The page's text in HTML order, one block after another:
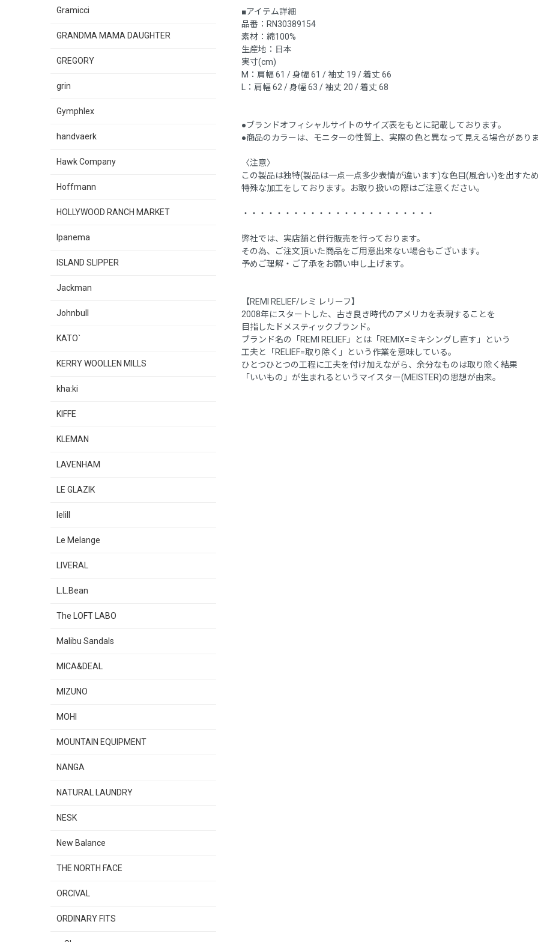
■アイテム詳細
品番：RN30389154
素材：綿100%
生産地：日本
実寸(cm)
M：肩幅 61 / 身幅 61 / 袖丈 19 / 着丈 66
L：肩幅 62 / 身幅 63 / 袖丈 20 / 着丈 68
●ブランドオフィシャルサイトのサイズ表をもとに記載しております。
●商品のカラーは、モニターの性質上、実際の色と異なって見える場合があり
〈注意〉
この製品は独特(製品は一点一点多少表情が違います)な色目(風合い)を出すた
特殊な加工をしております。お取り扱いの際はご注意ください。
・・・・・・・・・・・・・・・・・・・・・・・
弊社では、実店舗と併行販売を行っております。
その為、ご注文頂いた商品をご用意出来ない場合もございます。
予めご理解・ご了承をお願い申し上げます。
【REMI RELIEF/レミ レリーフ】
2008年にスタートした、古き良き時代のアメリカを表現することを
目指したドメスティックブランド。
ブランド名の「REMI RELIEF」とは「REMIX=ミキシングし直す」という
工夫と「RELIEF=取り除く」という作業を意味している。
ひとつひとつの工程に工夫を付け加えながら、余分なものは取り除く結果
「いいもの」が生まれるというマイスター(MEISTER)の思想が由来。
Gramicci
GRANDMA MAMA DAUGHTER
GREGORY
grin
Gymphlex
handvaerk
Hawk Company
Hoffmann
HOLLYWOOD RANCH MARKET
Ipanema
ISLAND SLIPPER
Jackman
Johnbull
KATO`
KERRY WOOLLEN MILLS
kha:ki
KIFFE
KLEMAN
LAVENHAM
LE GLAZIK
lelill
Le Melange
LIVERAL
L.L.Bean
The LOFT LABO
Malibu Sandals
MICA&DEAL
MIZUNO
MOHI
MOUNTAIN EQUIPMENT
NANGA
NATURAL LAUNDRY
NESK
New Balance
THE NORTH FACE
ORCIVAL
ORDINARY FITS